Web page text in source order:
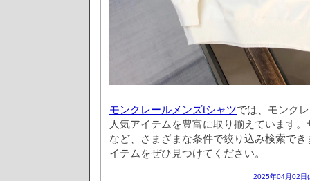
モンクレールメンズtシャツでは、モンク
人気アイテムを豊富に取り揃えています
など、さまざまな条件で絞り込み検索で
イテムをぜひ見つけてください。
2025年04月02日